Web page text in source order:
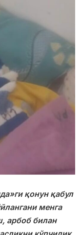
қонун қабул
менга
арбоб билан